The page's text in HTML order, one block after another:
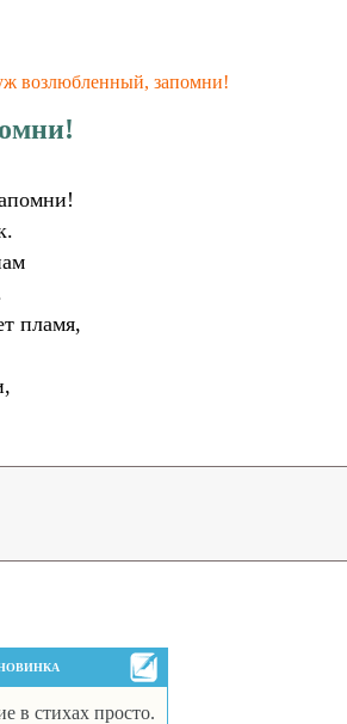
возлюбленный, запомни!
пламя,
в стихах просто.